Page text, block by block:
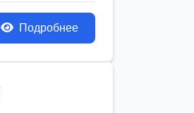
Подробнее